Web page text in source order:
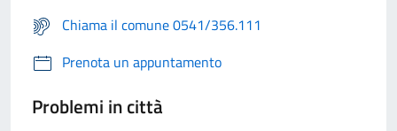
Chiama il comune 0541/356.111
Prenota un appuntamento
Problemi in città